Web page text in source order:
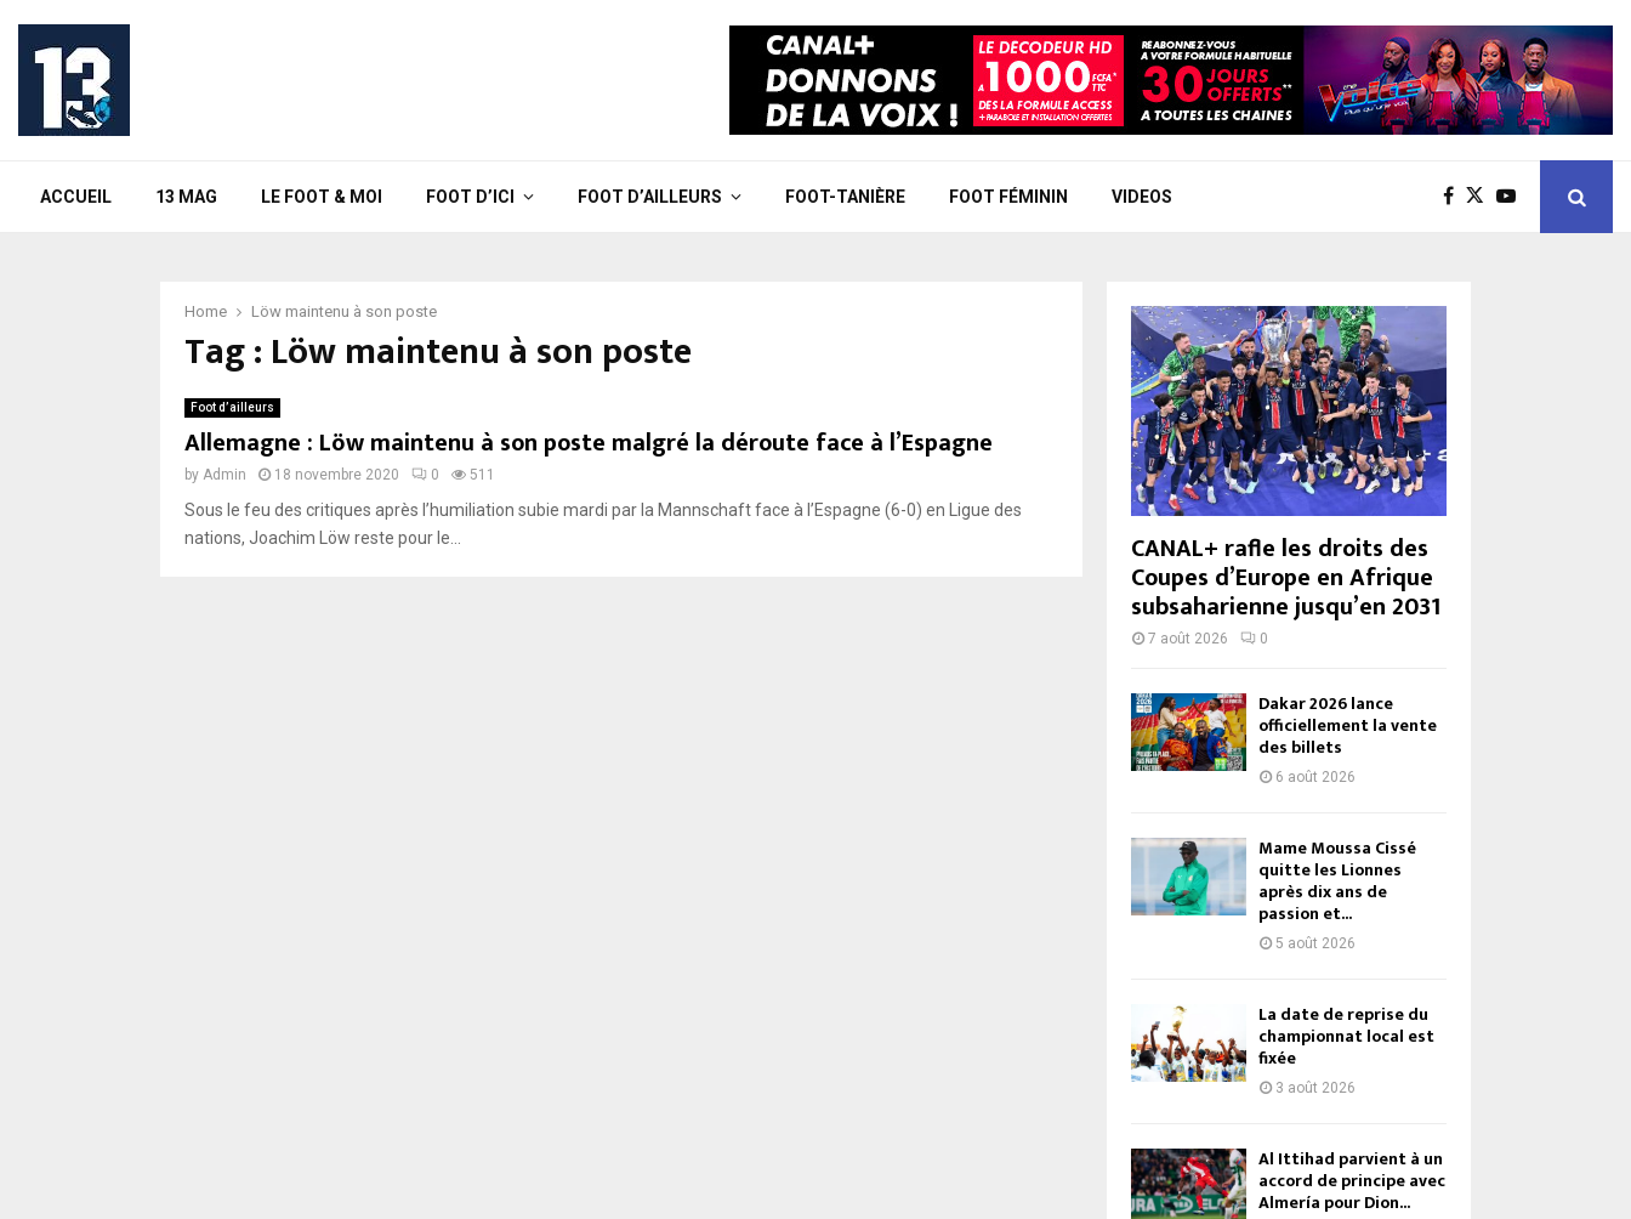
ACCUEIL 13 MAG LE FOOT & MOI FOOT D’ICI FOOT D’AILLEURS FOOT-TANIÈRE FOOT FÉMININ VIDEOS
Home Löw maintenu à son poste
Tag : Löw maintenu à son poste
Foot d’ailleurs
Allemagne : Löw maintenu à son poste malgré la déroute face à l’Espagne
by Admin 18 novembre 2020 0 511
Sous le feu des critiques après l’humiliation subie mardi par la Mannschaft face à l’Espagne (6-0) en Ligue des
nations, Joachim Löw reste pour le...
CANAL+ rafle les droits des
Coupes d’Europe en Afrique
subsaharienne jusqu’en 2031
7 août 2026 0
Dakar 2026 lance
officiellement la vente
des billets
6 août 2026
Mame Moussa Cissé
quitte les Lionnes
après dix ans de
passion et...
5 août 2026
La date de reprise du
championnat local est
fixée
3 août 2026
Al Ittihad parvient à un
accord de principe avec
Almería pour Dion...